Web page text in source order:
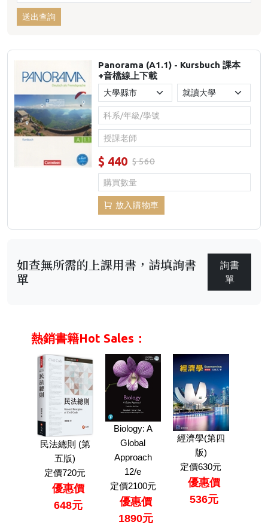
送出查詢
Panorama (A1.1) - Kursbuch 課本
+音檔線上下載
$ 440 $ 560
放入購物車
如查無所需的上課用書，請填詢書
單
詢書
單
熱銷書籍Hot Sales：
民法總則 (第
五版)
定價720元
優惠價
648元
Biology: A
Global
Approach
12/e
定價2100元
優惠價
1890元
經濟學(第四
版)
定價630元
優惠價
536元